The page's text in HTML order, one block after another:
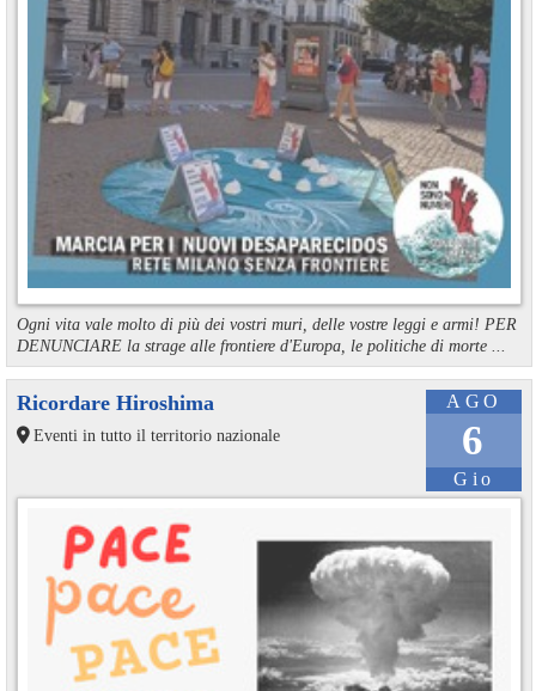
Ogni vita vale molto di più dei vostri muri, delle vostre leggi e armi! PER
DENUNCIARE la strage alle frontiere d'Europa, le politiche di morte ...
AGO
6
Gio
Ricordare Hiroshima
Eventi in tutto il territorio nazionale